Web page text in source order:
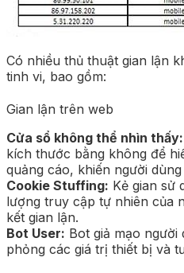
Có nhiều thủ thuật gian lận
tinh vi, bao gồm:
Gian lận trên web
Cửa sổ không thể nhìn thấy:
kích thước bằng không để
quảng cáo, khiến người
Cookie Stuffing: Kẻ gian sử
lượng truy cập tự nhiên của
kết gian lận.
Bot User: Bot giả mạo
phỏng các giá trị thiết bị và